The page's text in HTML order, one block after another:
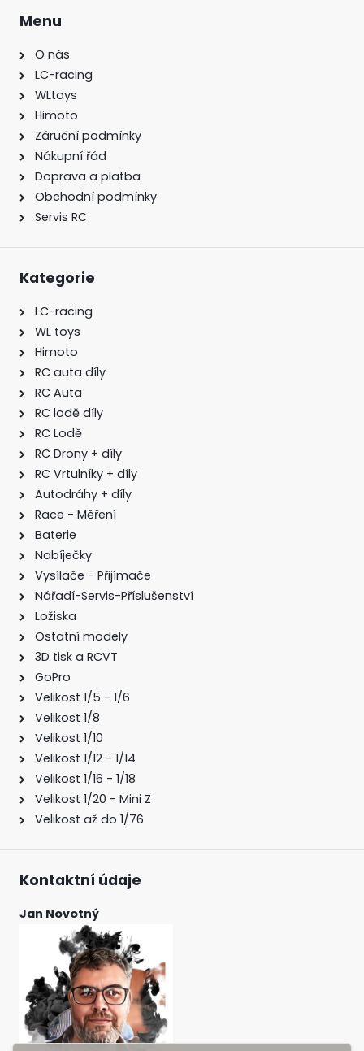
Menu
O nás
LC-racing
WLtoys
Himoto
Záruční podmínky
Nákupní řád
Doprava a platba
Obchodní podmínky
Servis RC
Kategorie
LC-racing
WL toys
Himoto
RC auta díly
RC Auta
RC lodě díly
RC Lodě
RC Drony + díly
RC Vrtulníky + díly
Autodráhy + díly
Race - Měření
Baterie
Nabíječky
Vysílače - Přijímače
Nářadí-Servis-Příslušenství
Ložiska
Ostatní modely
3D tisk a RCVT
GoPro
Velikost 1/5 - 1/6
Velikost 1/8
Velikost 1/10
Velikost 1/12 - 1/14
Velikost 1/16 - 1/18
Velikost 1/20 - Mini Z
Velikost až do 1/76
Kontaktní údaje
Jan Novotný